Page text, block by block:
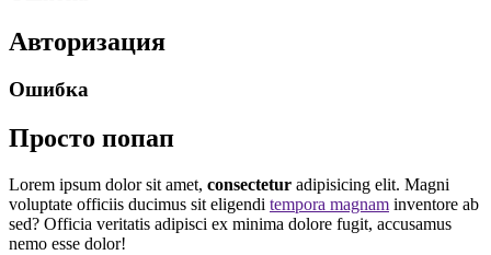
Авторизация
Ошибка
Просто попап
Lorem ipsum dolor sit amet, consectetur adipisicing elit. Magni
voluptate officiis ducimus sit eligendi tempora magnam inventore ab
sed? Officia veritatis adipisci ex minima dolore fugit, accusamus
nemo esse dolor!